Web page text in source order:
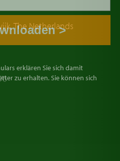
The Netherlands
>
erklären Sie sich damit
zu erhalten. Sie können sich